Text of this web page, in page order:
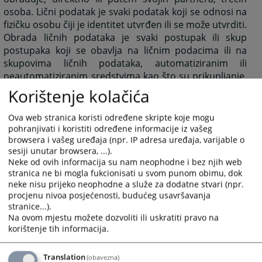
osoba. Lični podatak je svaki podatak koji se odnosi na
fizičku osobu čiji je identitet utvrđen ili se može utvrditi.
Obrada ličnih podataka je svaki postupak ili skup
postupaka koji se obavlja na ličnim podacima ili na
skupovima ličnih podataka, automatiziranim ili
neautomatiziranim sredstvima kao što su prikupljanje,
evidentiranje, organizacija, strukturiranje, čuvanje,
prilagođavanje ili izmjena, pronalaženje, ostvarivanje
uvida, upotreba, otkrivanje prijenosom, širenjem ili
stavljanjem na raspolaganje na drugi način,
usklađivanje ili kombiniranje, ograničenje, brisanje ili
uništavanje.
1004 PREGLEDA
Korištenje kolačića
Ova web stranica koristi određene skripte koje mogu
pohranjivati i koristiti određene informacije iz vašeg
browsera i vašeg uređaja (npr. IP adresa uređaja, varijable o
sesiji unutar browsera, ...).
Neke od ovih informacija su nam neophodne i bez njih web
stranica ne bi mogla fukcionisati u svom punom obimu, dok
neke nisu prijeko neophodne a služe za dodatne stvari (npr.
procjenu nivoa posjećenosti, budućeg usavršavanja
stranice...).
Na ovom mjestu možete dozvoliti ili uskratiti pravo na
korištenje tih informacija.
Translation(obavezna)